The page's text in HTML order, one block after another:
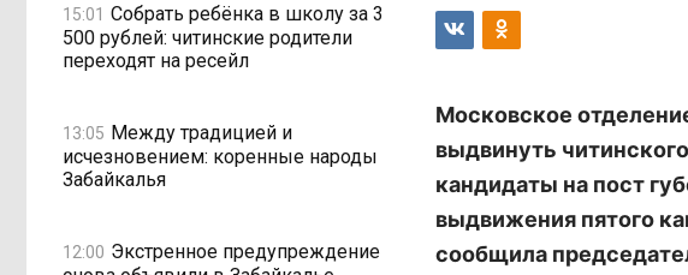
15:01 Собрать ребёнка в школу за 3
500 рублей: читинские родители
переходят на ресейл
13:05 Между традицией и
исчезновением: коренные народы
Забайкалья
12:00 Экстренное предупреждение
Московское
выдвинуть
кандидаты на пост
выдвижения пятого
сообщила